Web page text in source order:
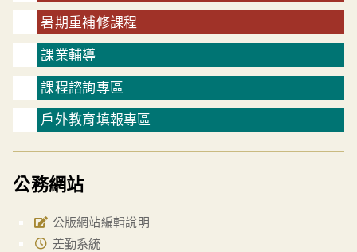
暑期重補修課程
課業輔導
課程諮詢專區
戶外教育填報專區
公務網站
公版網站編輯說明
差勤系統